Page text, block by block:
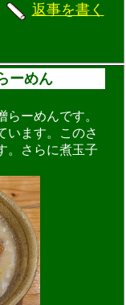
返事を書く
ーめん
ーめんです。
います。このさ
。さらに煮玉子